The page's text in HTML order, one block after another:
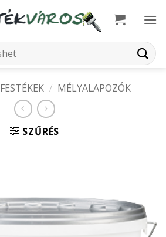
FESTÉKEK / MÉLYALAPOZÓK
SZŰRÉS